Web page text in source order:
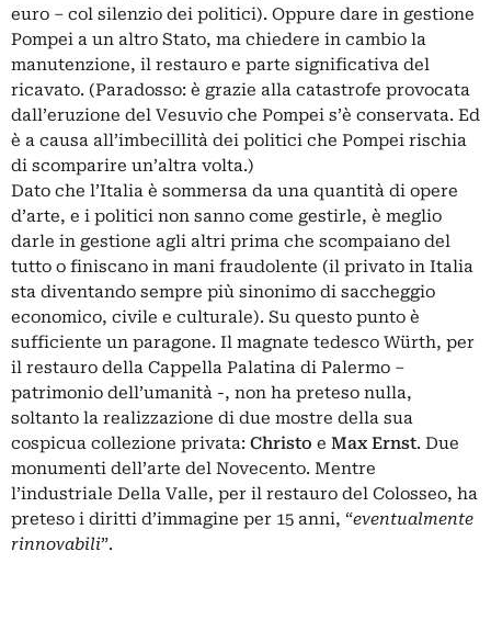
euro – col silenzio dei politici). Oppure dare in gestione
Pompei a un altro Stato, ma chiedere in cambio la
manutenzione, il restauro e parte significativa del
ricavato. (Paradosso: è grazie alla catastrofe provocata
dall’eruzione del Vesuvio che Pompei s’è conservata. Ed
è a causa all’imbecillità dei politici che Pompei rischia
di scomparire un’altra volta.)
Dato che l’Italia è sommersa da una quantità di opere
d’arte, e i politici non sanno come gestirle, è meglio
darle in gestione agli altri prima che scompaiano del
tutto o finiscano in mani fraudolente (il privato in Italia
sta diventando sempre più sinonimo di saccheggio
economico, civile e culturale). Su questo punto è
sufficiente un paragone. Il magnate tedesco Würth, per
il restauro della Cappella Palatina di Palermo –
patrimonio dell’umanità -, non ha preteso nulla,
soltanto la realizzazione di due mostre della sua
cospicua collezione privata: Christo e Max Ernst. Due
monumenti dell’arte del Novecento. Mentre
l’industriale Della Valle, per il restauro del Colosseo, ha
preteso i diritti d’immagine per 15 anni, “eventualmente
rinnovabili”.